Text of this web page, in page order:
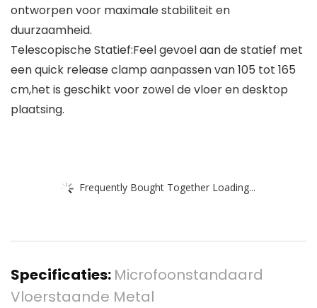
ontworpen voor maximale stabiliteit en
duurzaamheid.
Telescopische Statief:Feel gevoel aan de statief met
een quick release clamp aanpassen van 105 tot 165
cm,het is geschikt voor zowel de vloer en desktop
plaatsing.
Frequently Bought Together Loading...
Specificaties: Microfoonstandaard
Vloerstaande Metal